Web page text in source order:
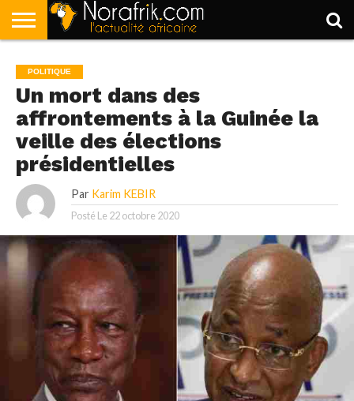
POLITIQUE
SOCIÉTÉ
ECONOMIE
SPORT
LIFESTYLE
POLITIQUE
Un mort dans des
affrontements à la Guinée la
veille des élections
présidentielles
Par Karim KEBIR
Posté Le 22 octobre 2020